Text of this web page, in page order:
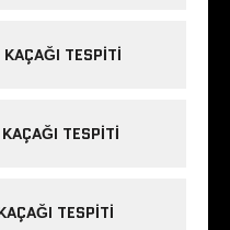
TESPITI
TESPITI
TESPITI